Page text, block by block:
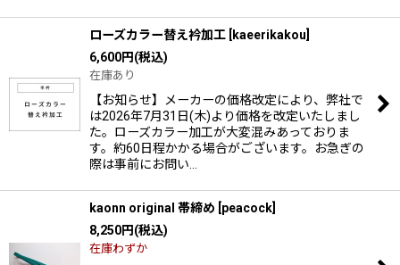
ローズカラー替え衿加工 kaeerikakou
6,600円(税込)
在庫あり
【お知らせ】メーカーの価格改定により、弊社で
は2026年7月31日(木)より価格を改定いたしまし
た。ローズカラー加工が大変混みあっておりま
す。約60日程かかる場合がございます。お急ぎの
際は事前にお問い…
kaonn original 帯締め peacock
8,250円(税込)
在庫わずか